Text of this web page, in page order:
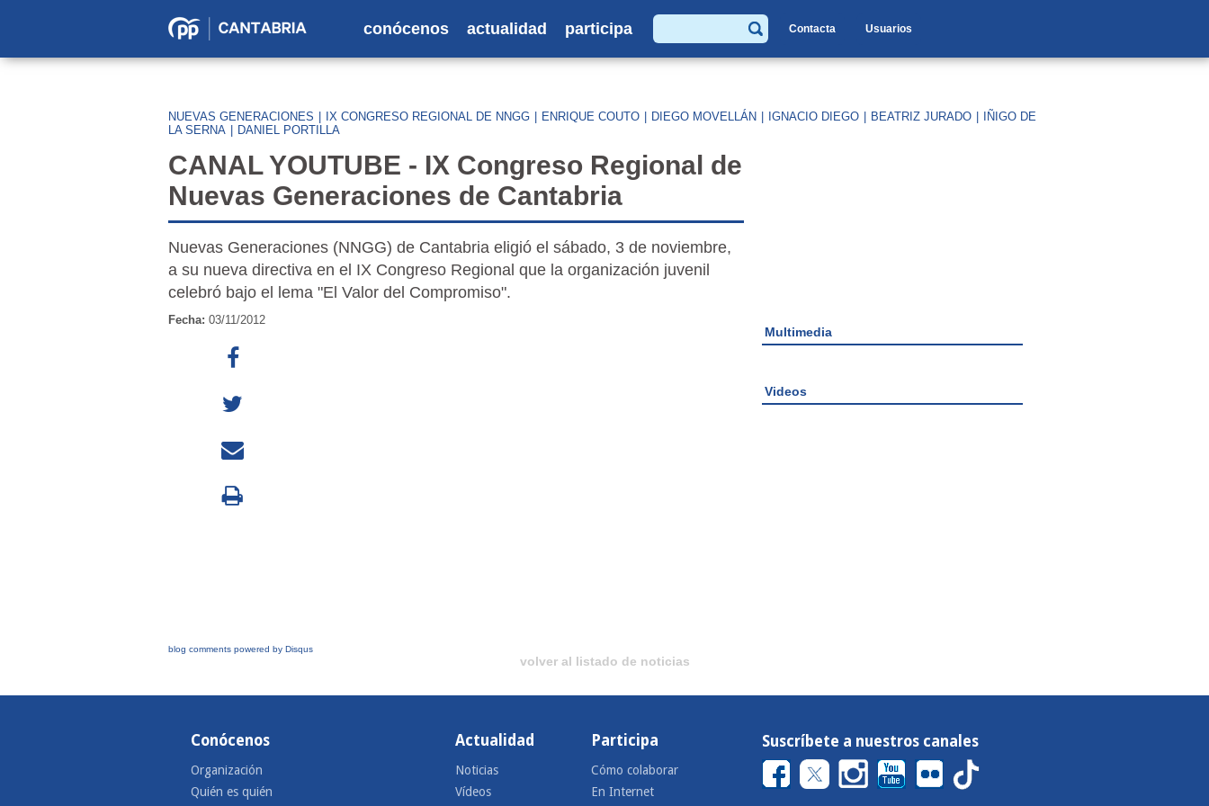
Partido
en
Cantabria
conócenos actualidad participa
Buscar
Contacta Usuarios
NUEVAS GENERACIONES IX CONGRESO REGIONAL DE NNGG ENRIQUE COUTO DIEGO MOVELLÁN IGNACIO DIEGO BEATRIZ JURADO
IÑIGO DE
LA SERNA
DANIEL PORTILLA
CANAL YOUTUBE - IX Congreso Regional de
Nuevas Generaciones de Cantabria
Nuevas Generaciones (NNGG) de Cantabria eligió el sábado, 3 de noviembre,
a su nueva directiva en el IX Congreso Regional que la organización juvenil
celebró bajo el lema "El Valor del Compromiso".
Fecha: 03/11/2012
Multimedia
Videos
blog comments powered by Disqus
volver al listado de noticias
Conócenos
Organización
Quién es quién
Actualidad
Noticias
Vídeos
Participa
Cómo colaborar
En Internet
Suscríbete a nuestros canales